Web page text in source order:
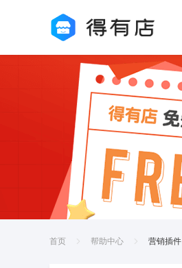
首页 帮助中心 营销插件